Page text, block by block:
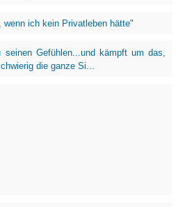
ich kein Privatleben hätte"
Gefühlen...und kämpft um das,
die ganze Si...